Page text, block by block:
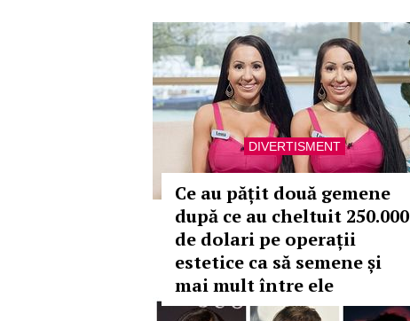
DIVERTISMENT
Ce au pățit două gemene
după ce au cheltuit 250.000
de dolari pe operații
estetice ca să semene și
mai mult între ele